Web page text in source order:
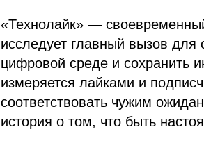
«Технолайк» —
исследует главный вызов для
цифровой среде и сохранить
измеряется лайками и
соответствовать чужим
история о том, что быть